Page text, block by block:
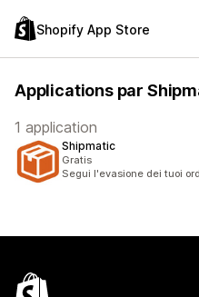
Shopify App Store
Applications par
1 application
Shipmatic
Gratis
Segui l'evasione dei tuoi